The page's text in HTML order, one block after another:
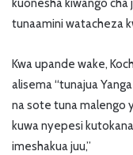
kuonesha kiwango
tunaamini watacheza
Kwa upande wake,
alisema “tunajua
na sote tuna malengo
kuwa nyepesi
imeshakua juu,”